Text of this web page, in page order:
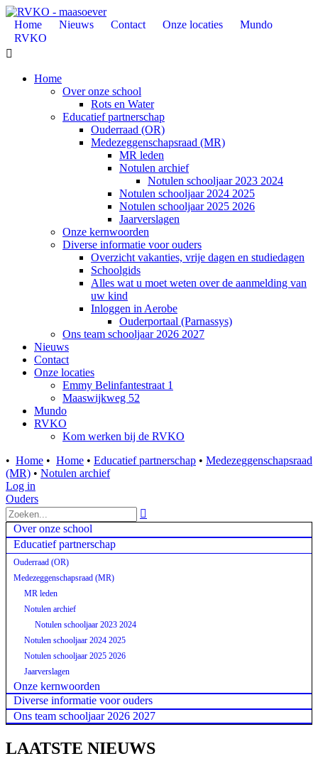
Home Nieuws Contact Onze locaties
Mundo
RVKO

Home
Over onze school
Rots en Water
Educatief partnerschap
Ouderraad (OR)
Medezeggenschapsraad (MR)
MR leden
Notulen archief
Notulen schooljaar 2023 2024
Notulen schooljaar 2024 2025
Notulen schooljaar 2025 2026
Jaarverslagen
Onze kernwoorden
Diverse informatie voor ouders
Overzicht vakanties, vrije dagen en studiedagen
Schoolgids
Alles wat u moet weten over de aanmelding van
uw kind
Inloggen in Aerobe
Ouderportaal (Parnassys)
Ons team schooljaar 2026 2027
Nieuws
Contact
Onze locaties
Emmy Belinfantestraat 1
Maaswijkweg 52
Mundo
RVKO
Kom werken bij de RVKO
• Home • Home • Educatief partnerschap • Medezeggenschapsraad
(MR) • Notulen archief
Log in
Ouders

Over onze school
Educatief partnerschap
Ouderraad (OR)
Medezeggenschapsraad (MR)
MR leden
Notulen archief
Notulen schooljaar 2023 2024
Notulen schooljaar 2024 2025
Notulen schooljaar 2025 2026
Jaarverslagen
Onze kernwoorden
Diverse informatie voor ouders
Ons team schooljaar 2026 2027
LAATSTE NIEUWS